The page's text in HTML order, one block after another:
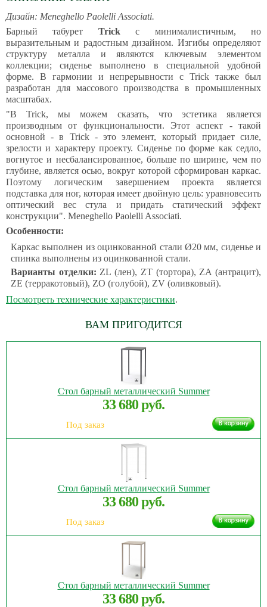
ВАМ ПРИГОДИТСЯ
Стол барный металлический Summer
33 680 руб.
Под заказ
Стол барный металлический Summer
33 680 руб.
Под заказ
Стол барный металлический Summer
33 680 руб.
Дизайн: Meneghello Paolelli Associati.
Барный табурет Trickс минималистичным, но
выразительным и радостным дизайном. Изгибы определяют
структуру металла и являются ключевым элементом
коллекции; сиденье выполнено в специальной удобной
форме. В гармонии и непрерывности с Trick также был
разработан для массового производства в промышленных
масштабах.
"В Trick, мы можем сказать, что эстетика является
производным от функциональности. Этот аспект - такой
основной - в Trick - это элемент, который придает силе,
зрелости и характеру проекту. Сиденье по форме как седло,
вогнутое и несбалансированное, больше по ширине, чем по
глубине, является осью, вокруг которой сформирован каркас.
Поэтому логическим завершением проекта является
подставка для ног, которая имеет двойную цель: уравновесить
оптический вес стула и придать статический эффект
конструкции". Meneghello Paolelli Associati.
Особенности:
Каркас выполнен из оцинкованной стали Ø20 мм, сиденье и
спинка выполнены из оцинкованной стали.
Варианты отделки: ZL (лен), ZT (тортора), ZA (антрацит),
ZE (терракотовый), ZO (голубой), ZV (оливковый).
Посмотреть технические характеристики.